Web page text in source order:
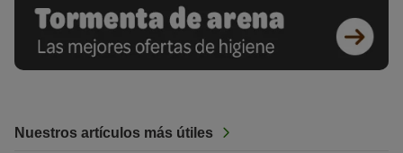
Nuestros artículos más útiles